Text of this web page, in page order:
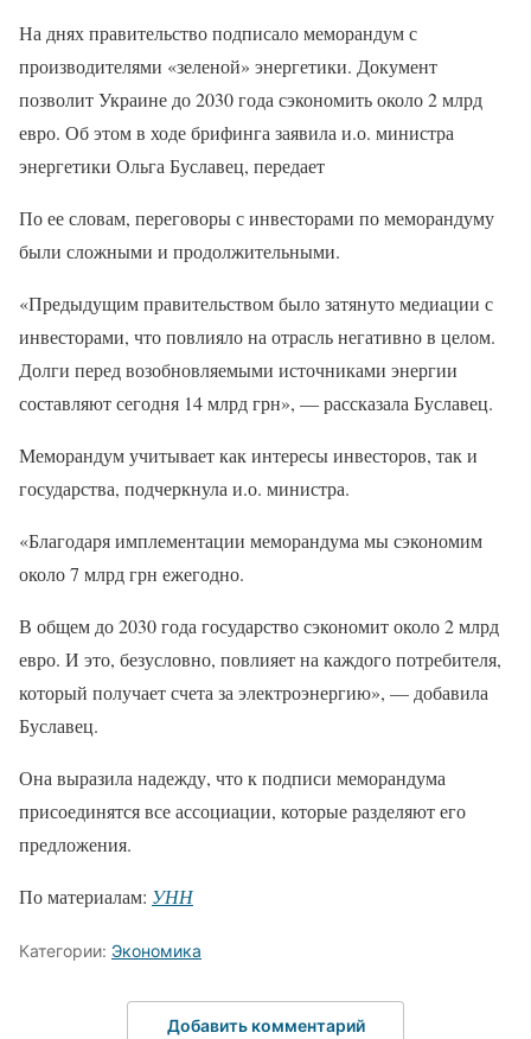
На днях правительство подписало меморандум с
производителями «зеленой» энергетики. Документ
позволит Украине до 2030 года сэкономить около 2 млрд
евро. Об этом в ходе брифинга заявила и.о. министра
энергетики Ольга Буславец, передает
По ее словам, переговоры с инвесторами по меморандуму
были сложными и продолжительными.
«Предыдущим правительством было затянуто медиации с
инвесторами, что повлияло на отрасль негативно в целом.
Долги перед возобновляемыми источниками энергии
составляют сегодня 14 млрд грн», — рассказала Буславец.
Меморандум учитывает как интересы инвесторов, так и
государства, подчеркнула и.о. министра.
«Благодаря имплементации меморандума мы сэкономим
около 7 млрд грн ежегодно.
В общем до 2030 года государство сэкономит около 2 млрд
евро. И это, безусловно, повлияет на каждого потребителя,
который получает счета за электроэнергию», — добавила
Буславец.
Она выразила надежду, что к подписи меморандума
присоединятся все ассоциации, которые разделяют его
предложения.
По материалам: УНН
Категории: Экономика
Добавить комментарий